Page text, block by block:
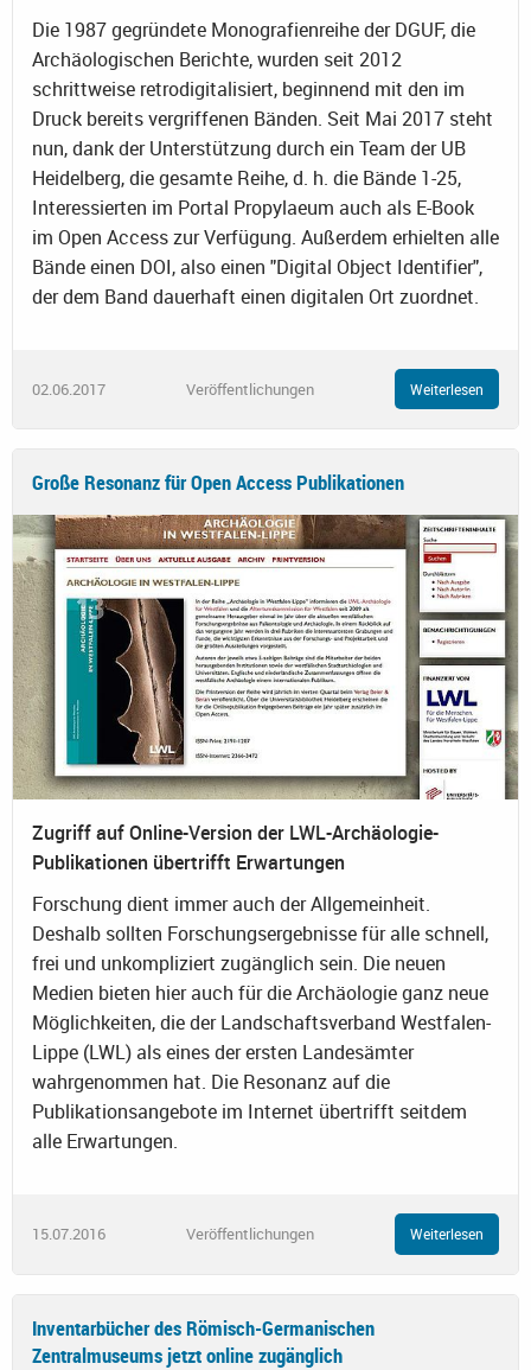
Die 1987 gegründete Monografienreihe der DGUF, die
Archäologischen Berichte, wurden seit 2012
schrittweise retrodigitalisiert, beginnend mit den im
Druck bereits vergriffenen Bänden. Seit Mai 2017 steht
nun, dank der Unterstützung durch ein Team der UB
Heidelberg, die gesamte Reihe, d. h. die Bände 1-25,
Interessierten im Portal Propylaeum auch als E-Book
im Open Access zur Verfügung. Außerdem erhielten alle
Bände einen DOI, also einen "Digital Object Identifier",
der dem Band dauerhaft einen digitalen Ort zuordnet.
02.06.2017 Veröffentlichungen Weiterlesen
Große Resonanz für Open Access Publikationen
Zugriff auf Online-Version der LWL-Archäologie-
Publikationen übertrifft Erwartungen
Forschung dient immer auch der Allgemeinheit.
Deshalb sollten Forschungsergebnisse für alle schnell,
frei und unkompliziert zugänglich sein. Die neuen
Medien bieten hier auch für die Archäologie ganz neue
Möglichkeiten, die der Landschaftsverband Westfalen-
Lippe (LWL) als eines der ersten Landesämter
wahrgenommen hat. Die Resonanz auf die
Publikationsangebote im Internet übertrifft seitdem
alle Erwartungen.
15.07.2016 Veröffentlichungen Weiterlesen
Inventarbücher des Römisch-Germanischen
Zentralmuseums jetzt online zugänglich